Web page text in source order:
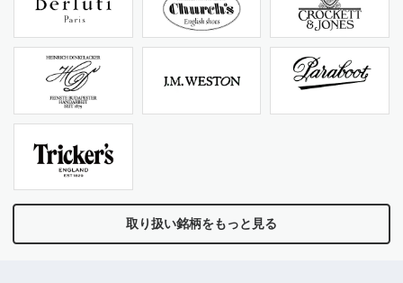
取り扱い銘柄をもっと見る